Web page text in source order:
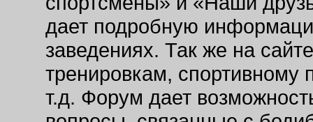
дает подробную
заведениях. Так же на
тренировкам, спортивному
т.д. Форум дает
вопросы, связанные с